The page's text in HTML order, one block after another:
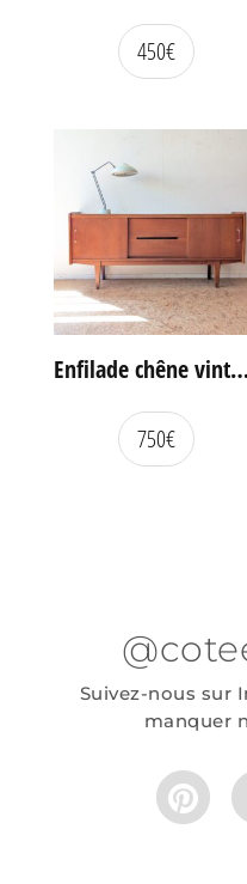
450€
Enfilade chêne vintage portes coulissantes
750€
Suivez-nous sur
manquer